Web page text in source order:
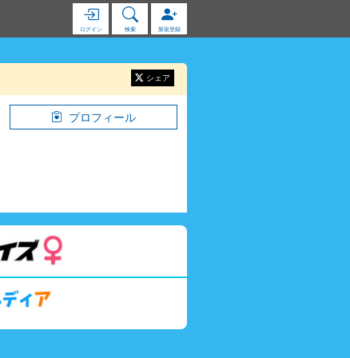
ログイン 検索 新規登録
シェア
プロフィール